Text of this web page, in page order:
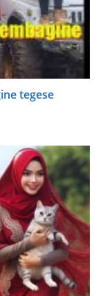
tegese